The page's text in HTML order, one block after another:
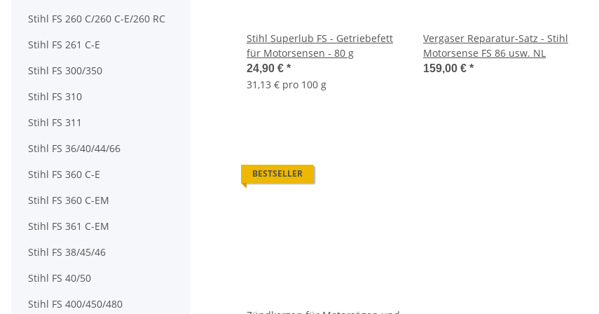
Stihl Superlub FS - Getriebefett
für Motorsensen - 80 g
24,90 € *
31,13 € pro 100 g
Vergaser Reparatur-Satz - Stihl
Motorsense FS 86 usw. NL
159,00 € *
BESTSELLER
Stihl FS 260 C/260 C-E/260 RC
Stihl FS 261 C-E
Stihl FS 300/350
Stihl FS 310
Stihl FS 311
Stihl FS 36/40/44/66
Stihl FS 360 C-E
Stihl FS 360 C-EM
Stihl FS 361 C-EM
Stihl FS 38/45/46
Stihl FS 40/50
Stihl FS 400/450/480